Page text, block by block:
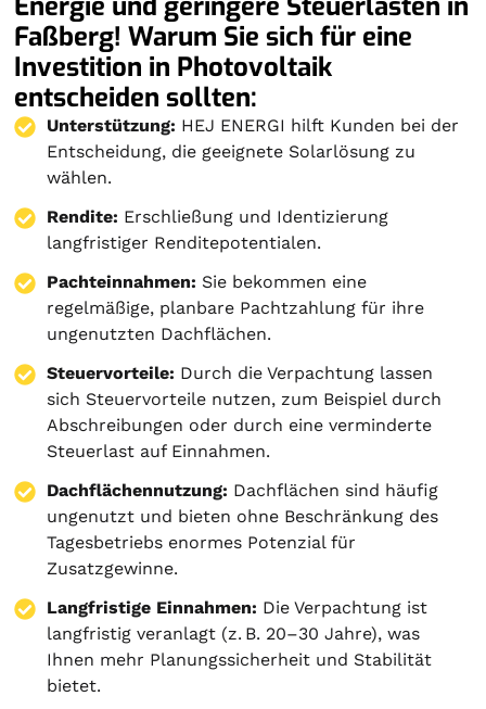
Faßberg! Warum Sie sich für eine
Investition in Photovoltaik
entscheiden sollten:
Unterstützung: HEJ ENERGI hilft Kunden bei der
Entscheidung, die geeignete Solarlösung zu
wählen.
Rendite: Erschließung und Identizierung
langfristiger Renditepotentialen.
Pachteinnahmen: Sie bekommen eine
regelmäßige, planbare Pachtzahlung für ihre
ungenutzten Dachflächen.
Steuervorteile: Durch die Verpachtung lassen
sich Steuervorteile nutzen, zum Beispiel durch
Abschreibungen oder durch eine verminderte
Steuerlast auf Einnahmen.
Dachflächennutzung: Dachflächen sind häufig
ungenutzt und bieten ohne Beschränkung des
Tagesbetriebs enormes Potenzial für
Zusatzgewinne.
Langfristige Einnahmen: Die Verpachtung ist
langfristig veranlagt (z. B. 20–30 Jahre), was
Ihnen mehr Planungssicherheit und Stabilität
bietet.